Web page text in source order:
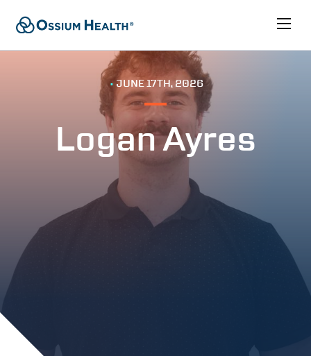
• JUNE 17TH, 2026
Logan Ayres